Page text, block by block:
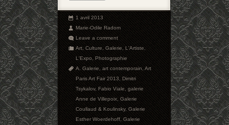
1 avril 2013
Marie-Odile Radom
Leave a comment
Art,Culture,Galerie,L'Artiste,
L'Expo,Photographie
A. Galerie,art contemporain,Art
Paris Art Fair 2013,Dimitri
Tsykalov,Fabio Viale,galerie
Anne de Villepoix,Galerie
Coullaud & Koulinsky,Galerie
Esther Woerdehoff,Galerie